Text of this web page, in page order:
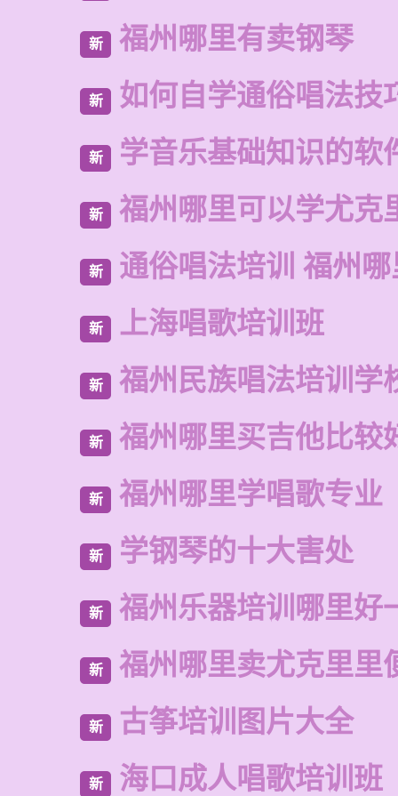
新 福州哪里有卖钢琴
新 如何自学通俗唱法技
新 学音乐基础知识的软
新 福州哪里可以学尤克
新 通俗唱法培训 福州
新 上海唱歌培训班
新 福州民族唱法培训学
新 福州哪里买吉他比较
新 福州哪里学唱歌专业
新 学钢琴的十大害处
新 福州乐器培训哪里好
新 福州哪里卖尤克里里
新 古筝培训图片大全
新 海口成人唱歌培训班